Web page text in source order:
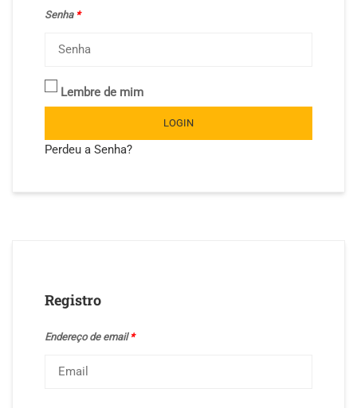
Senha *
Lembre de mim
LOGIN
Perdeu a Senha?
Registro
Endereço de email *